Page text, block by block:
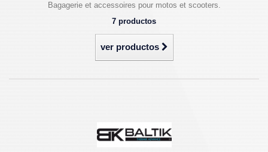
Bagagerie et accessoires pour motos et scooters.
7 productos
ver productos